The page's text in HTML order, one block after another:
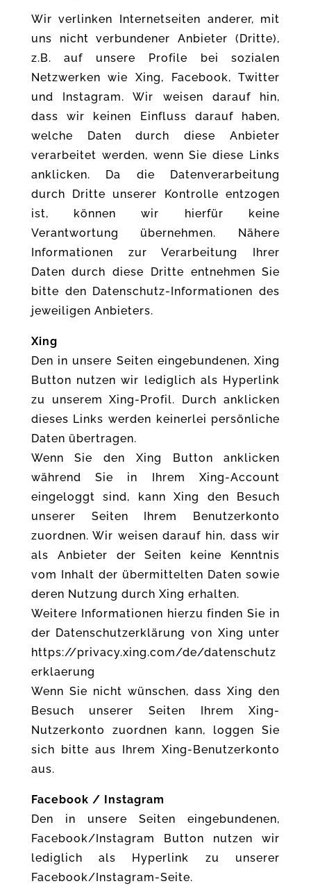
Wir verlinken Internetseiten anderer, mit
uns nicht verbundener Anbieter (Dritte),
z.B. auf unsere Profile bei sozialen
Netzwerken wie Xing, Facebook, Twitter
und Instagram. Wir weisen darauf hin,
dass wir keinen Einfluss darauf haben,
welche Daten durch diese Anbieter
verarbeitet werden, wenn Sie diese Links
anklicken. Da die Datenverarbeitung
durch Dritte unserer Kontrolle entzogen
ist, können wir hierfür keine
Verantwortung übernehmen. Nähere
Informationen zur Verarbeitung Ihrer
Daten durch diese Dritte entnehmen Sie
bitte den Datenschutz-Informationen des
jeweiligen Anbieters.
Xing
Den in unsere Seiten eingebundenen, Xing
Button nutzen wir lediglich als Hyperlink
zu unserem Xing-Profil. Durch anklicken
dieses Links werden keinerlei persönliche
Daten übertragen.
Wenn Sie den Xing Button anklicken
während Sie in Ihrem Xing-Account
eingeloggt sind, kann Xing den Besuch
unserer Seiten Ihrem Benutzerkonto
zuordnen. Wir weisen darauf hin, dass wir
als Anbieter der Seiten keine Kenntnis
vom Inhalt der übermittelten Daten sowie
deren Nutzung durch Xing erhalten.
Weitere Informationen hierzu finden Sie in
der Datenschutzerklärung von Xing unter
https://privacy.xing.com/de/datenschutz
erklaerung
Wenn Sie nicht wünschen, dass Xing den
Besuch unserer Seiten Ihrem Xing-
Nutzerkonto zuordnen kann, loggen Sie
sich bitte aus Ihrem Xing-Benutzerkonto
aus.
Facebook / Instagram
Den in unsere Seiten eingebundenen,
Facebook/Instagram Button nutzen wir
lediglich als Hyperlink zu unserer
Facebook/Instagram-Seite.